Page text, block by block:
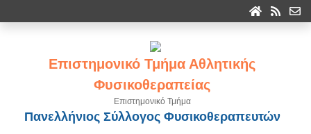
Επιστημονικό Τμήμα Αθλητικής
Φυσικοθεραπείας
Επιστημονικό Τμήμα
Πανελλήνιος Σύλλογος Φυσικοθεραπευτών